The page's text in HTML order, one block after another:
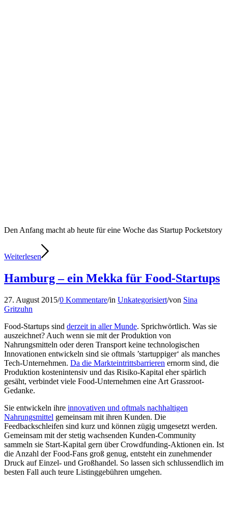
Den Anfang macht ab heute für eine Woche das Startup Pocketstory
Weiterlesen
Hamburg – ein Mekka für Food-Startups
27. August 2015/0 Kommentare/in Unkategorisiert/von Sina
Gritzuhn
Food-Startups sind derzeit in aller Munde. Sprichwörtlich. Was sie
auszeichnet? Auch wenn sie mit der Produktion von
Nahrungsmitteln oder deren Transport keine technologischen
Innovationen entwickeln sind sie oftmals ’startuppiger‘ als manches
Tech-Unternehmen. Da die Markteintrittsbarrieren ernorm sind, die
Produktion kostenintensiv und das Risiko-Kapital eher spärlich
gesäht, verbindet viele Food-Unternehmen eine Art Grassroot-
Gedanke.
Sie entwickeln ihre innovativen und oftmals nachhaltigen
Nahrungsmittel gemeinsam mit ihren Kunden. Die
Feedbackschleifen sind kurz und können zügig umgesetzt werden.
Gemeinsam mit der stetig wachsenden Kunden-Community
sammeln sie Start-Kapital gern über Crowdfunding-Aktionen ein. Ist
die Anzahl der Food-Fans groß genug, entsteht ein zunehmender
Druck auf Einzel- und Großhandel. So lassen sich schlussendlich im
besten Fall auch teure Listinggebühren umgehen.